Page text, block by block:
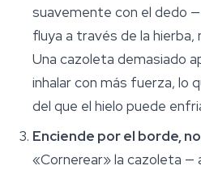
suavemente con el dedo
fluya a través de la hierba,
Una cazoleta demasiado
inhalar con más fuerza, lo
del que el hielo puede
Enciende por el borde,
«Cornerear» la cazoleta —